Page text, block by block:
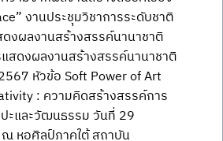
งานประชุมวิชาการระดับชาติ
งผลงานสร้างสรรค์นานาชาติ
สดงผลงานสร้างสรรค์นานาชาติ
หัวข้อ Soft Power of Art
: ความคิดสร้างสรรค์การ
ะและวัฒนธรรม วันที่ 29
หอศิลป์ภาคใต้ สถาบัน